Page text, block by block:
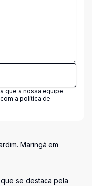
que a nossa equipe
a política de
Maringá em
se destaca pela